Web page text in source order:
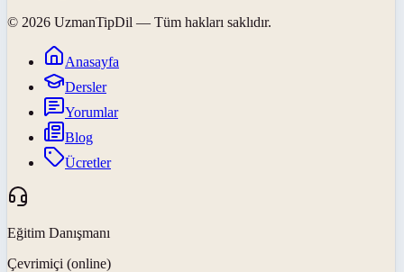
© 2026 UzmanTipDil — Tüm hakları saklıdır.
Anasayfa
Dersler
Yorumlar
Blog
Ücretler
Eğitim Danışmanı
Çevrimiçi (online)